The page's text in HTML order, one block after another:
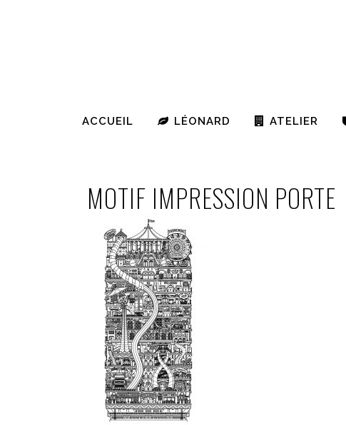
ACCUEIL LÉONARD ATELIER
MOTIF IMPRESSION PORTE